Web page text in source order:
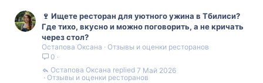
🍷 Ищете ресторан для уютного ужина в Тбилиси?
Где тихо, вкусно и можно поговорить, а не кричать
через стол?
Остапова Оксана
Отзывы и оценки ресторанов
0
Отзывы и оценки ресторанов
7 Май 2026
Остапова Оксана